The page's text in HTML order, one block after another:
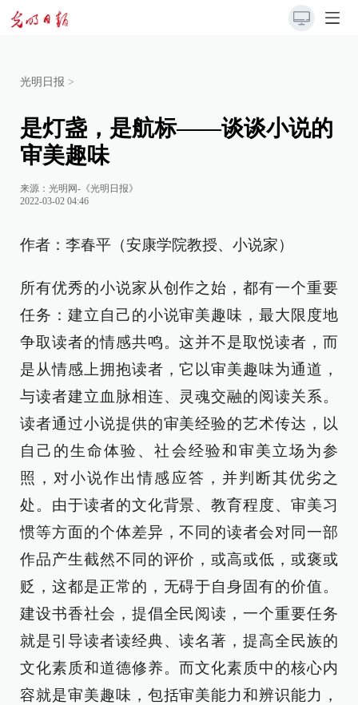
光明日报 >
是灯盏，是航标——谈谈小说的
审美趣味
来源： 光明网-《光明日报》
2022-03-02 04:46
作者：李春平（安康学院教授、小说家）
所有优秀的小说家从创作之始，都有一个重要
任务：建立自己的小说审美趣味，最大限度地
争取读者的情感共鸣。这并不是取悦读者，而
是从情感上拥抱读者，它以审美趣味为通道，
与读者建立血脉相连、灵魂交融的阅读关系。
读者通过小说提供的审美经验的艺术传达，以
自己的生命体验、社会经验和审美立场为参
照，对小说作出情感应答，并判断其优劣之
处。由于读者的文化背景、教育程度、审美习
惯等方面的个体差异，不同的读者会对同一部
作品产生截然不同的评价，或高或低，或褒或
贬，这都是正常的，无碍于自身固有的价值。
建设书香社会，提倡全民阅读，一个重要任务
就是引导读者读经典、读名著，提高全民族的
文化素质和道德修养。而文化素质中的核心内
容就是审美趣味，包括审美能力和辨识能力，